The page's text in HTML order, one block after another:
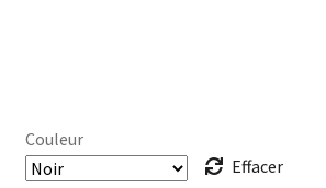
Couleur
Effacer